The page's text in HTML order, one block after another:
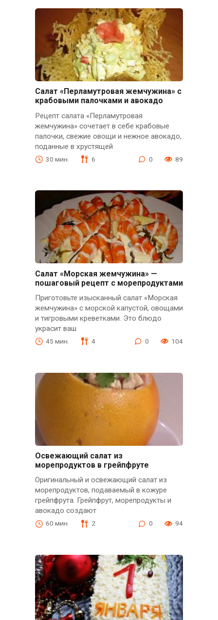
Салат «Перламутровая жемчужина» с
крабовыми палочками и авокадо
Рецепт салата «Перламутровая
жемчужина» сочетает в себе крабовые
палочки, свежие овощи и нежное авокадо,
поданные в хрустящей
30 мин. 6 0 89
Салат «Морская жемчужина» —
пошаговый рецепт с морепродуктами
Приготовьте изысканный салат «Морская
жемчужина» с морской капустой, овощами
и тигровыми креветками. Это блюдо
украсит ваш
45 мин. 4 0 104
Освежающий салат из
морепродуктов в грейпфруте
Оригинальный и освежающий салат из
морепродуктов, подаваемый в кожуре
грейпфрута. Грейпфрут, морепродукты и
авокадо создают
60 мин. 2 0 94